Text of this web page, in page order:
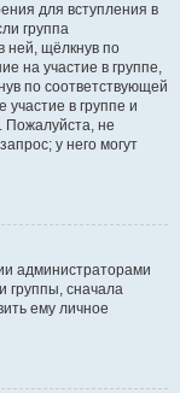
для вступления в
группа
ней, щёлкнув по
на участие в группе,
по соответствующей
в группе и
Пожалуйста, не
у него могут
администраторами
группы, сначала
ему личное